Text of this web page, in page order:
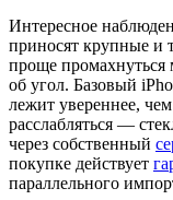
Интересное
приносят крупные и
проще промахнуться
об угол. Базовый
лежит увереннее,
расслабляться —
через собственный
покупке действует
параллельного